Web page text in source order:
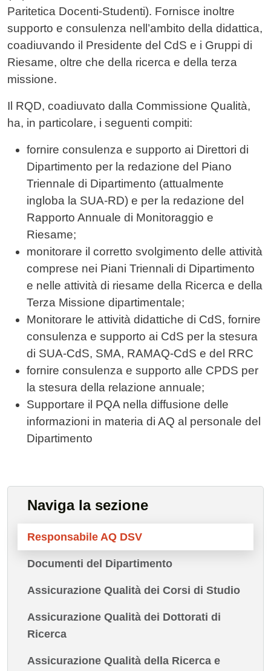
Paritetica Docenti-Studenti). Fornisce inoltre
supporto e consulenza nell’ambito della didattica,
coadiuvando il Presidente del CdS e i Gruppi di
Riesame, oltre che della ricerca e della terza
missione.
Il RQD, coadiuvato dalla Commissione Qualità,
ha, in particolare, i seguenti compiti:
fornire consulenza e supporto ai Direttori di
Dipartimento per la redazione del Piano
Triennale di Dipartimento (attualmente
ingloba la SUA-RD) e per la redazione del
Rapporto Annuale di Monitoraggio e
Riesame;
monitorare il corretto svolgimento delle attività
comprese nei Piani Triennali di Dipartimento
e nelle attività di riesame della Ricerca e della
Terza Missione dipartimentale;
Monitorare le attività didattiche di CdS, fornire
consulenza e supporto ai CdS per la stesura
di SUA-CdS, SMA, RAMAQ-CdS e del RRC
fornire consulenza e supporto alle CPDS per
la stesura della relazione annuale;
Supportare il PQA nella diffusione delle
informazioni in materia di AQ al personale del
Dipartimento
Naviga la sezione
Responsabile AQ DSV
Documenti del Dipartimento
Assicurazione Qualità dei Corsi di Studio
Assicurazione Qualità dei Dottorati di
Ricerca
Assicurazione Qualità della Ricerca e